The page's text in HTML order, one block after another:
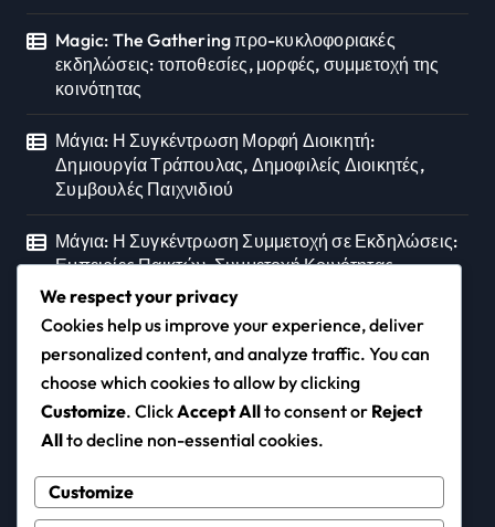
Magic: The Gathering προ-κυκλοφοριακές
εκδηλώσεις: τοποθεσίες, μορφές, συμμετοχή της
κοινότητας
Μάγια: Η Συγκέντρωση Μορφή Διοικητή:
Δημιουργία Τράπουλας, Δημοφιλείς Διοικητές,
Συμβουλές Παιχνιδιού
Μάγια: Η Συγκέντρωση Συμμετοχή σε Εκδηλώσεις:
Εμπειρίες Παικτών, Συμμετοχή Κοινότητας,
Επιπτώσεις Μορφής
kamikaze.gr
We respect your privacy
Cookies help us improve your experience, deliver
personalized content, and analyze traffic. You can
choose which cookies to allow by clicking
Customize. ClickAccept Allto consent or Reject
Allto decline non-essential cookies.
Customize